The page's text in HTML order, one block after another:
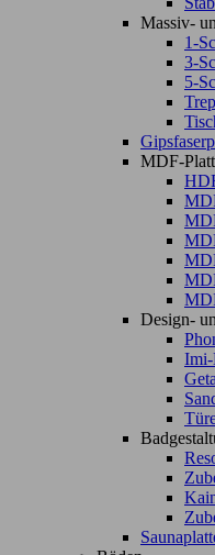
Massiv-
1-
3-
5-
MDF-
Design-
Imi-